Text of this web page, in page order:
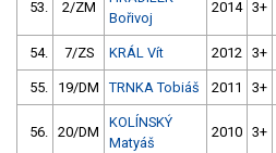
53. 2/ZM
Bořivoj
2014 3+
54. 7/ZS KRÁL Vít 2012 3+
55. 19/DM TRNKA Tobiáš 2011 3+
56. 20/DM
KOLÍNSKÝ
Matyáš
2010 3+